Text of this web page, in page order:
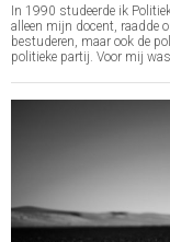
In 1990 studeerde ik
alleen mijn docent, raadde
bestuderen, maar ook de
politieke partij. Voor mij